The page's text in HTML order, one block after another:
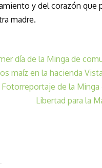
y del corazón que
madre.
día de la Minga de
maíz en la hacienda
Fotorreportaje de la
Libertad para la